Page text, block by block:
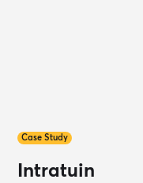
Case Study
Intratuin